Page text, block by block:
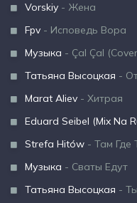
Vorskiy - Жена
Fpv - Исповедь Вора
Музыка - Çal Çal
Татьяна Высоцкая -
Marat Aliev - Хитрая
Eduard Seibel (Mix Na
Strefa Hitów - Там Где
Музыка - Сваты Едут
Татьяна Высоцкая -